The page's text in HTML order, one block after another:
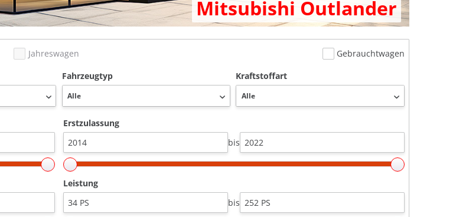
Mitsubishi Outlander
Jahreswagen
Gebrauchtwagen
Fahrzeugtyp Kraftstoffart
Erstzulassung
bis
Leistung
bis